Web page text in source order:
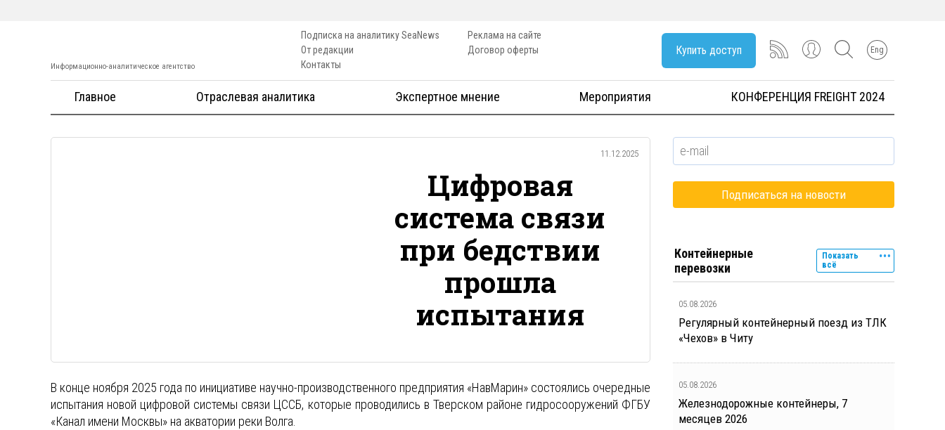
Информационно-аналитическое агентство
Подписка на аналитику SeaNews
От редакции
Контакты
Реклама на сайте
Договор оферты
Купить доступ Eng
Главное Отраслевая аналитика Экспертное мнение Мероприятия КОНФЕРЕНЦИЯ FREIGHT 2024
11.12.2025
Цифровая
система связи
при бедствии
прошла
испытания
В конце ноября 2025 года по инициативе научно-производственного предприятия «НавМарин» состоялись очередные
испытания новой цифровой системы связи ЦССБ, которые проводились в Тверском районе гидросооружений ФГБУ
«Канал имени Москвы» на акватории реки Волга.
Контейнерные
перевозки
Показать
всё
05.08.2026
Регулярный контейнерный поезд из ТЛК
«Чехов» в Читу
05.08.2026
Железнодорожные контейнеры, 7
месяцев 2026